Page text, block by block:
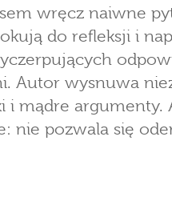
wręcz naiwne
do refleksji i
Autor wysnuwa
i mądre argumenty.
nie pozwala się